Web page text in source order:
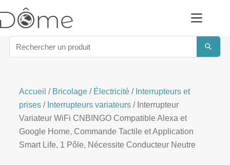
Accueil / Bricolage/ Électricité/ Interrupteurs et
prises/ Interrupteurs variateurs/ Interrupteur
Variateur WiFi CNBINGO Compatible Alexa et
Google Home, Commande Tactile et Application
Smart Life, 1 Pôle, Nécessite Conducteur Neutre